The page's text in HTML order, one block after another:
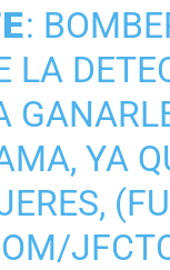
LA
, YA